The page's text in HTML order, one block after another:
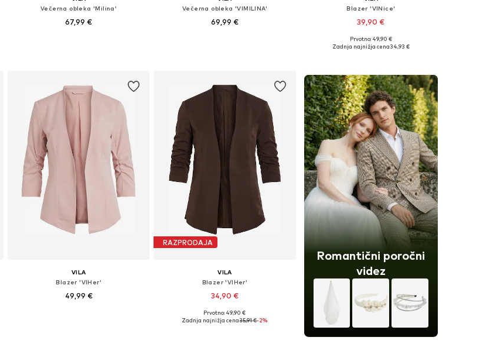
Večerna obleka 'Milina'
67,99 €
Večerna obleka 'VIMILINA'
69,99 €
Blazer 'VINice'
39,90 €
Prvotno: 49,90 €
Zadnja najnižja cena34,93 €
VILA
Blazer 'VIHer'
49,99 €
RAZPRODAJA
VILA
Blazer 'VIHer'
34,90 €
+ 6
Prvotno: 49,90 €
Zadnja najnižja cena35,91 €-2%
Romantični poročni
videz